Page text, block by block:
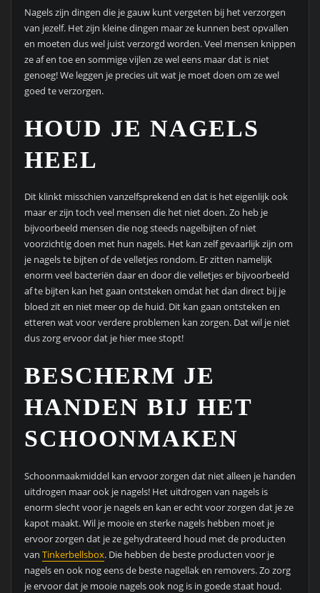
Nagels zijn dingen die je gauw kunt vergeten bij het verzorgen
van jezelf. Het zijn kleine dingen maar ze kunnen best opvallen
en moeten dus wel juist verzorgd worden. Veel mensen knippen
ze af en toe en sommige vijlen ze wel eens maar dat is niet
genoeg! We leggen je precies uit wat je moet doen om ze wel
goed te verzorgen.
HOUD JE NAGELS
HEEL
Dit klinkt misschien vanzelfsprekend en dat is het eigenlijk ook
maar er zijn toch veel mensen die het niet doen. Zo heb je
bijvoorbeeld mensen die nog steeds nagelbijten of niet
voorzichtig doen met hun nagels. Het kan zelf gevaarlijk zijn om
je nagels te bijten of de velletjes rondom. Er zitten namelijk
enorm veel bacteriën daar en door die velletjes er bijvoorbeeld
af te bijten kan het gaan ontsteken omdat het dan direct bij je
bloed zit en niet meer op de huid. Dit kan gaan ontsteken en
etteren wat voor verdere problemen kan zorgen. Dat wil je niet
dus zorg ervoor dat je hier mee stopt!
BESCHERM JE
HANDEN BIJ HET
SCHOONMAKEN
Schoonmaakmiddel kan ervoor zorgen dat niet alleen je handen
uitdrogen maar ook je nagels! Het uitdrogen van nagels is
enorm slecht voor je nagels en kan er echt voor zorgen dat je ze
kapot maakt. Wil je mooie en sterke nagels hebben moet je
ervoor zorgen dat je ze gehydrateerd houd met de producten
van Tinkerbellsbox. Die hebben de beste producten voor je
nagels en ook nog eens de beste nagellak en removers. Zo zorg
je ervoor dat je mooie nagels ook nog is in goede staat houd.